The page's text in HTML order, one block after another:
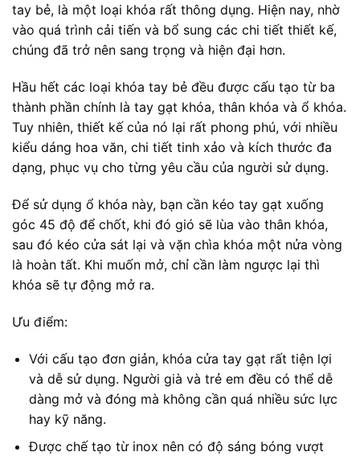
tay bẻ, là một loại khóa rất thông dụng. Hiện nay, nhờ
vào quá trình cải tiến và bổ sung các chi tiết thiết kế,
chúng đã trở nên sang trọng và hiện đại hơn.
Hầu hết các loại khóa tay bẻ đều được cấu tạo từ ba
thành phần chính là tay gạt khóa, thân khóa và ổ khóa.
Tuy nhiên, thiết kế của nó lại rất phong phú, với nhiều
kiểu dáng hoa văn, chi tiết tinh xảo và kích thước đa
dạng, phục vụ cho từng yêu cầu của người sử dụng.
Để sử dụng ổ khóa này, bạn cần kéo tay gạt xuống
góc 45 độ để chốt, khi đó gió sẽ lùa vào thân khóa,
sau đó kéo cửa sát lại và vặn chìa khóa một nửa vòng
là hoàn tất. Khi muốn mở, chỉ cần làm ngược lại thì
khóa sẽ tự động mở ra.
Ưu điểm:
Với cấu tạo đơn giản, khóa cửa tay gạt rất tiện lợi
và dễ sử dụng. Người già và trẻ em đều có thể dễ
dàng mở và đóng mà không cần quá nhiều sức lực
hay kỹ năng.
Được chế tạo từ inox nên có độ sáng bóng vượt